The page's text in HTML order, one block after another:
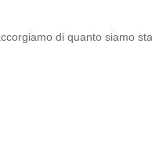
di quanto siamo